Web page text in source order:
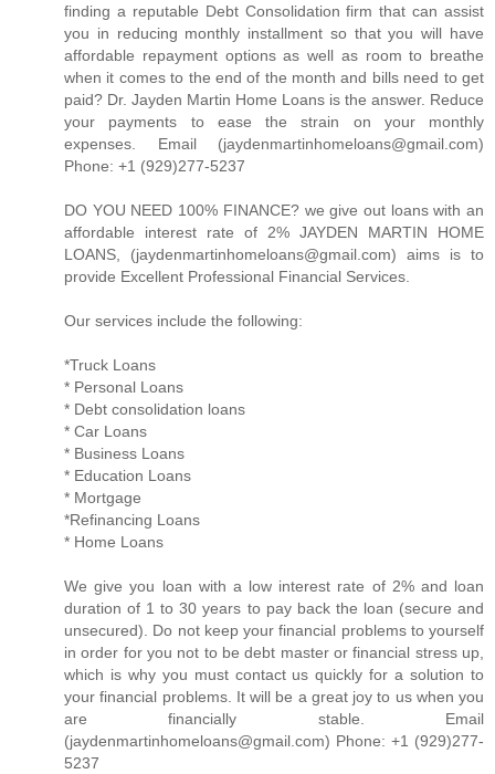
finding a reputable Debt Consolidation firm that can assist
you in reducing monthly installment so that you will have
affordable repayment options as well as room to breathe
when it comes to the end of the month and bills need to get
paid? Dr. Jayden Martin Home Loans is the answer. Reduce
your payments to ease the strain on your monthly
expenses. Email (jaydenmartinhomeloans@gmail.com)
Phone: +1 (929)277-5237
DO YOU NEED 100% FINANCE? we give out loans with an
affordable interest rate of 2% JAYDEN MARTIN HOME
LOANS, (jaydenmartinhomeloans@gmail.com) aims is to
provide Excellent Professional Financial Services.
Our services include the following:
*Truck Loans
* Personal Loans
* Debt consolidation loans
* Car Loans
* Business Loans
* Education Loans
* Mortgage
*Refinancing Loans
* Home Loans
We give you loan with a low interest rate of 2% and loan
duration of 1 to 30 years to pay back the loan (secure and
unsecured). Do not keep your financial problems to yourself
in order for you not to be debt master or financial stress up,
which is why you must contact us quickly for a solution to
your financial problems. It will be a great joy to us when you
are financially stable. Email
(jaydenmartinhomeloans@gmail.com) Phone: +1 (929)277-
5237